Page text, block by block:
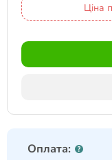
Ціна
Оплата: